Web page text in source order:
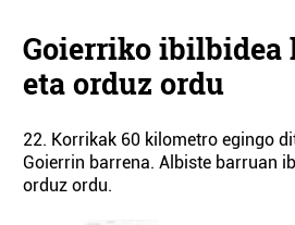
Goierriko ibilbidea
eta orduz ordu
22. Korrikak 60 kilometro egingo
Goierrin barrena. Albiste barruan
orduz ordu.